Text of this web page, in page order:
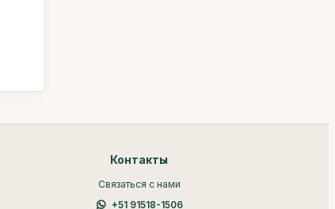
Контакты
Связаться с нами
+51 91518-1506